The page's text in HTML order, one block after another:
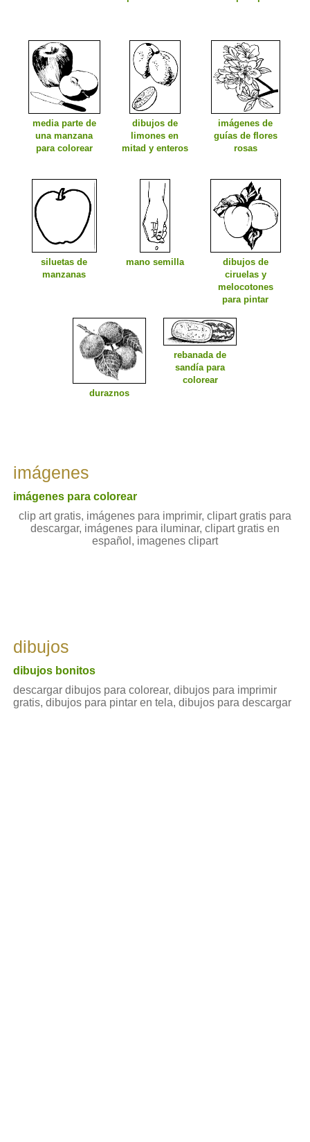
media parte de
una manzana
para colorear
dibujos de
limones en
mitad y enteros
imágenes de
guías de flores
rosas
siluetas de
manzanas
mano semilla
dibujos de
ciruelas y
melocotones
para pintar
duraznos
rebanada de
sandía para
colorear
imágenes
imágenes para colorear
clip art gratis, imágenes para imprimir, clipart gratis para
descargar, imágenes para iluminar, clipart gratis en
español, imagenes clipart
dibujos
dibujos bonitos
descargar dibujos para colorear, dibujos para imprimir
gratis, dibujos para pintar en tela, dibujos para descargar